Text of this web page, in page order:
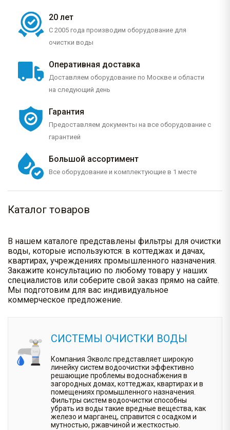
20 лет
С 2005 года производим оборудование для
очистки воды
Оперативная доставка
Доставляем оборудование по Москве и области
на следующий день
Гарантия
Предоставляем документы на все оборудование с
гарантией
Большой ассортимент
Все оборудование и комплектующие в 1 месте
Каталог товаров
В нашем каталоге представлены фильтры для очистки
воды, которые используются: в коттеджах и дачах,
квартирах, учреждениях промышленного назначения.
Закажите консультацию по любому товару у наших
специалистов или соберите свой заказ прямо на сайте.
Мы подготовим для вас индивидуальное
коммерческое предложение.
СИСТЕМЫ ОЧИСТКИ ВОДЫ
Компания Экволс представляет широкую
линейку систем водоочистки эффективно
решающие проблемы водоснабжения в
загородных домах, коттеджах, квартирах и в
помещениях промышленного назначения.
Фильтры систем водоочистки способны
убрать из воды такие вредные вещества, как
железо и марганец, справится с осадком и
мутностью, ржавчиной и жесткостью.